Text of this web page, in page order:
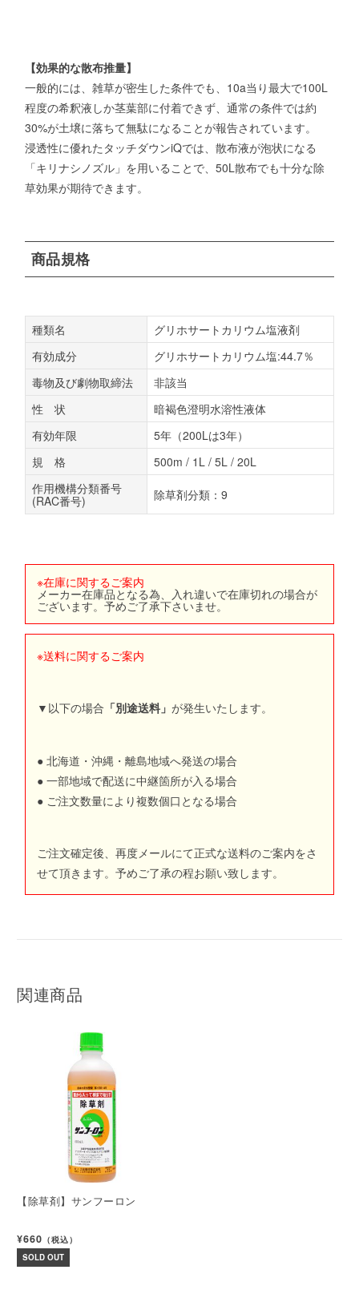
【効果的な散布推量】
一般的には、雑草が密生した条件でも、10a当り最大で100L
程度の希釈液しか茎葉部に付着できず、通常の条件では約
30%が土壌に落ちて無駄になることが報告されています。
浸透性に優れたタッチダウンiQでは、散布液が泡状になる
「キリナシノズル」を用いることで、50L散布でも十分な除
草効果が期待できます。
商品規格
種類名
グリホサートカリウム塩液剤
有効成分
グリホサートカリウム塩:44.7％
毒物及び劇物取締法
非該当
性 状
暗褐色澄明水溶性液体
有効年限
5年（200Lは3年）
規 格
500m / 1L / 5L / 20L
作⽤機構分類番号
(RAC番号)
除草剤分類：9
※在庫に関するご案内
メーカー在庫品となる為、入れ違いで在庫切れの場合が
ございます。予めご了承下さいませ。
※送料に関するご案内
▼以下の場合 「別途送料」 が発生いたします。
● 北海道・沖縄・離島地域へ発送の場合
● 一部地域で配送に中継箇所が入る場合
● ご注文数量により複数個口となる場合
ご注文確定後、再度メールにて正式な送料のご案内をさ
せて頂きます。予めご了承の程お願い致します。
関連商品
【除草剤】サンフーロン
¥660 （税込）
SOLD OUT